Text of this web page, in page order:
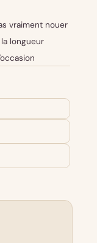
vraiment nouer
longueur